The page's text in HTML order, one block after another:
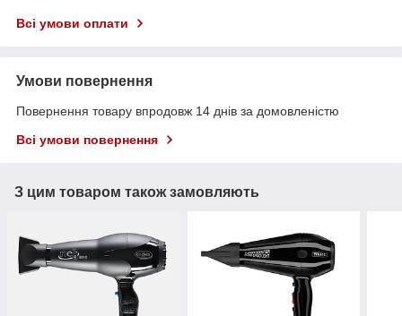
Всі умови оплати
Умови повернення
Повернення товару впродовж 14 днів за домовленістю
Всі умови повернення
З цим товаром також замовляють